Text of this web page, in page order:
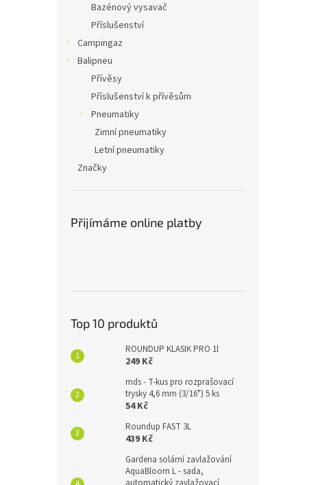
Bazénový vysavač
Příslušenství
Campingaz
Balipneu
Přívěsy
Příslušenství k přívěsům
Pneumatiky
Zimní pneumatiky
Letní pneumatiky
Značky
Přijímáme online platby
Top 10 produktů
ROUNDUP KLASIK PRO 1l
249 Kč
mds - T-kus pro rozprašovací
trysky 4,6 mm (3/16") 5 ks
54 Kč
Roundup FAST 3L
439 Kč
Gardena solární zavlažování
AquaBloom L - sada,